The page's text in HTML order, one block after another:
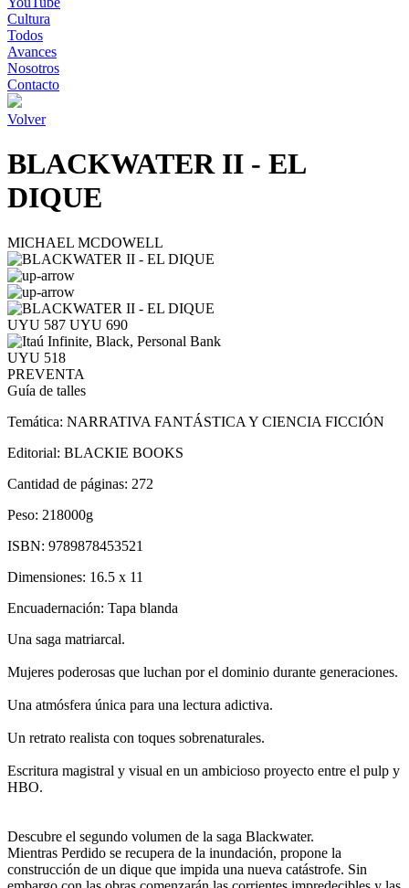
Cultura
Todos
Avances
Nosotros
Contacto
Volver
BLACKWATER II - EL
DIQUE
MICHAEL MCDOWELL
UYU 587 UYU 690
UYU 518
PREVENTA
Guía de talles
Temática: NARRATIVA FANTÁSTICA Y CIENCIA FICCIÓN
Editorial: BLACKIE BOOKS
Cantidad de páginas: 272
Peso: 218000g
ISBN: 9789878453521
Dimensiones: 16.5 x 11
Encuadernación: Tapa blanda
Una saga matriarcal.
Mujeres poderosas que luchan por el dominio durante generaciones.
Una atmósfera única para una lectura adictiva.
Un retrato realista con toques sobrenaturales.
Escritura magistral y visual en un ambicioso proyecto entre el pulp y
HBO.
Descubre el segundo volumen de la saga Blackwater.
Mientras Perdido se recupera de la inundación, propone la
construcción de un dique que impida una nueva catástrofe. Sin